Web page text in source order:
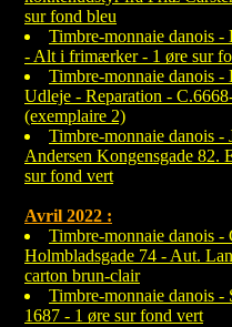
sur fond bleu
Timbre-monnaie danois
- Alt i frimærker - 1 øre sur
Timbre-monnaie danois
Udleje - Reparation -
(exemplaire 2)
Timbre-monnaie danois
Andersen Kongensgade 82.
sur fond vert
Avril 2022 :
Timbre-monnaie danois
Holmbladsgade 74 - Aut.
carton brun-clair
Timbre-monnaie danois
1687 - 1 øre sur fond vert